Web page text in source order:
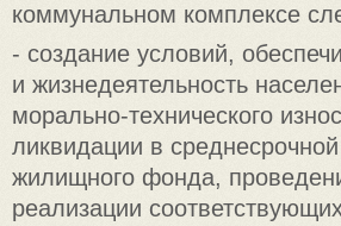
коммунальном комплексе
- создание условий,
и жизнедеятельность
морально-технического
ликвидации в
жилищного фонда,
реализации